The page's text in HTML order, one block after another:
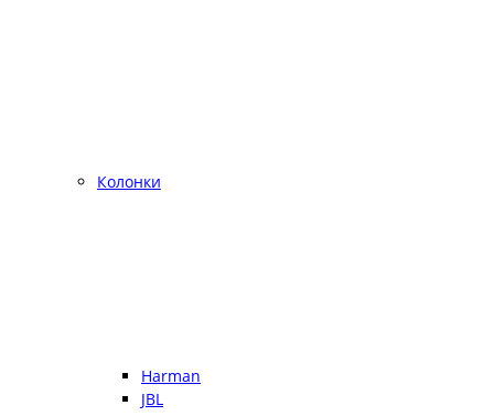
Колонки
Harman
JBL